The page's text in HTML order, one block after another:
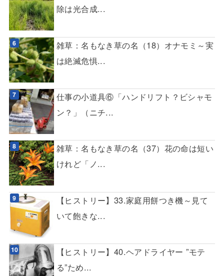
除は光合成...
雑草：名もなき草の名（18）オナモミ～実
は絶滅危惧...
仕事の小道具⑥「ハンドリフト？ビシャモ
ン？」（ニチ...
雑草：名もなき草の名（37）花の命は短い
けれど「ノ...
【ヒストリー】33.家庭用餅つき機～見て
いて飽きな...
【ヒストリー】40.ヘアドライヤー ”モテ
る”ため...